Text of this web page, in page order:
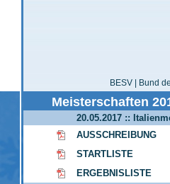
BESV | Bund
Meisterschaften
20.05.2017 ::
AUSSCHREIBUNG
STARTLISTE
ERGEBNISLISTE